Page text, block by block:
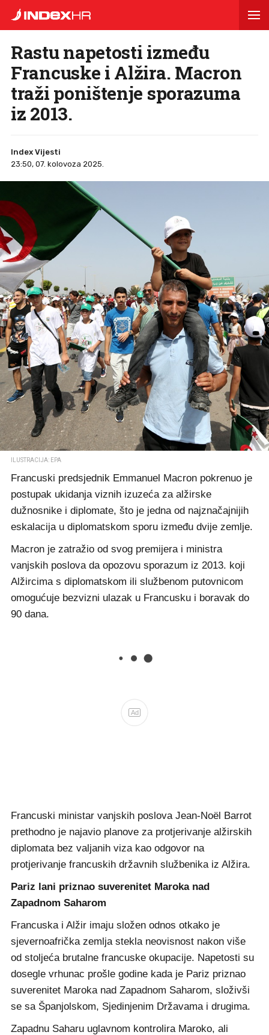
Rastu napetosti između
Francuske i Alžira. Macron
traži poništenje sporazuma
iz 2013.
Index Vijesti
23:50, 07. kolovoza 2025.
ILUSTRACIJA: EPA
Francuski predsjednik Emmanuel Macron pokrenuo je
postupak ukidanja viznih izuzeća za alžirske
dužnosnike i diplomate, što je jedna od najznačajnijih
eskalacija u diplomatskom sporu između dvije zemlje.
Macron je zatražio od svog premijera i ministra
vanjskih poslova da opozovu sporazum iz 2013. koji
Alžircima s diplomatskom ili službenom putovnicom
omogućuje bezvizni ulazak u Francusku i boravak do
90 dana.
Ad
Francuski ministar vanjskih poslova Jean-Noël Barrot
prethodno je najavio planove za protjerivanje alžirskih
diplomata bez valjanih viza kao odgovor na
protjerivanje francuskih državnih službenika iz Alžira.
Pariz lani priznao suverenitet Maroka nad
Zapadnom Saharom
Francuska i Alžir imaju složen odnos otkako je
sjevernoafrička zemlja stekla neovisnost nakon više
od stoljeća brutalne francuske okupacije. Napetosti su
dosegle vrhunac prošle godine kada je Pariz priznao
suverenitet Maroka nad Zapadnom Saharom, složivši
se sa Španjolskom, Sjedinjenim Državama i drugima.
Zapadnu Saharu uglavnom kontrolira Maroko, ali